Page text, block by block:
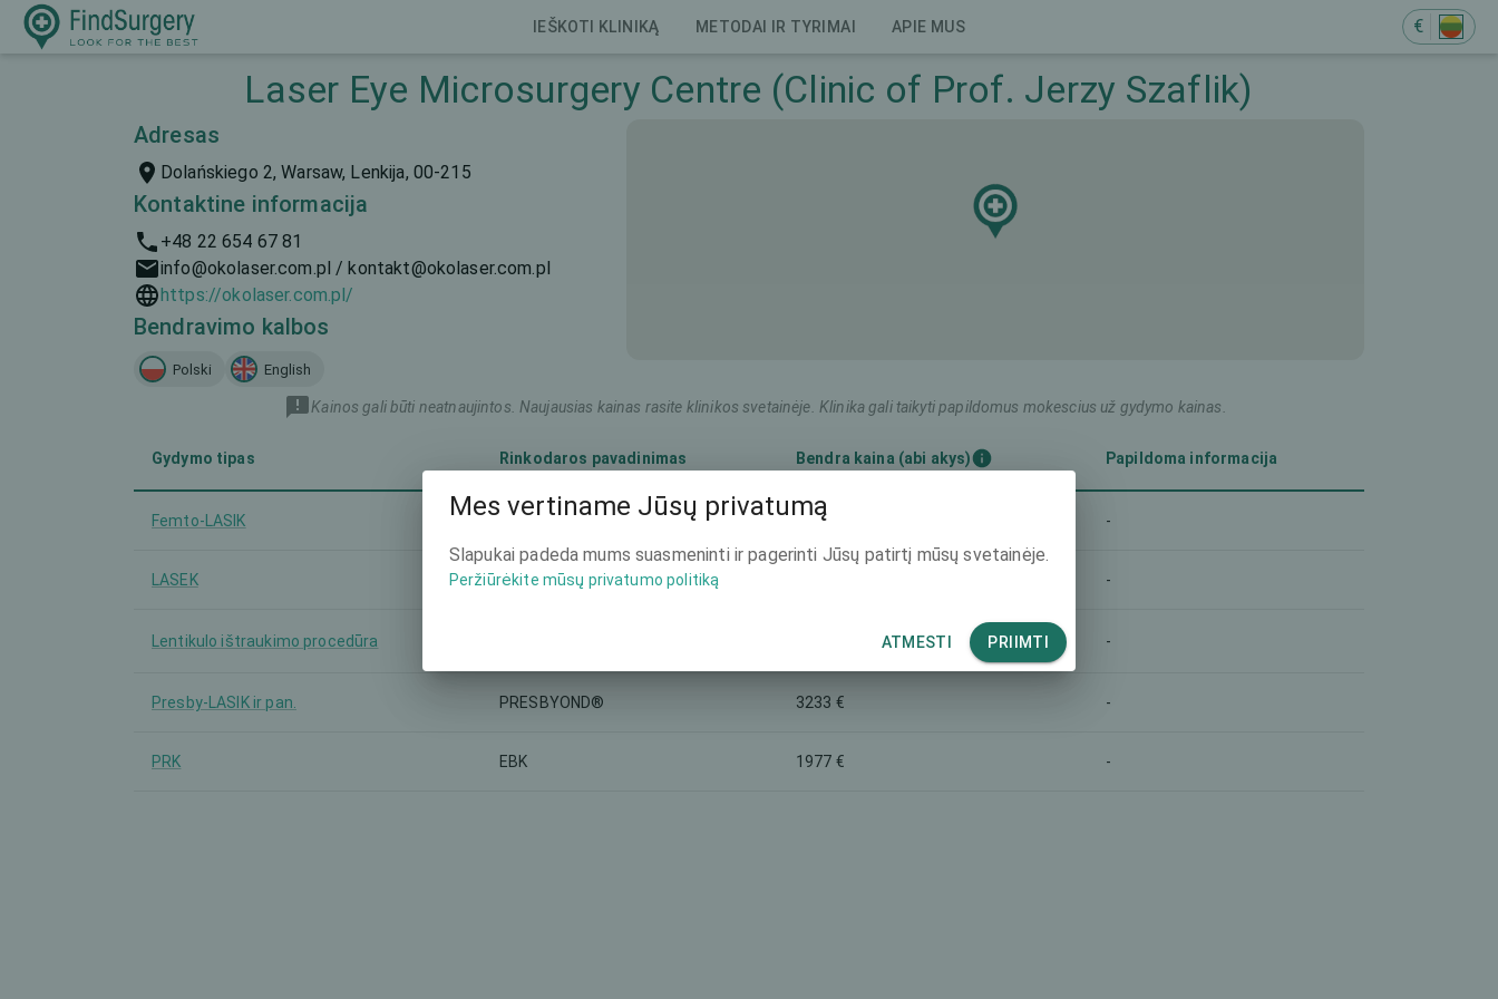
IEŠKOTI KLINIKĄ METODAI IR TYRIMAI APIE MUS €
Laser Eye Microsurgery Centre (Clinic of Prof. Jerzy Szaflik)
Adresas
Dolańskiego 2, Warsaw, Lenkija, 00-215
Kontaktine informacija
+48 22 654 67 81
info@okolaser.com.pl / kontakt@okolaser.com.pl
https://okolaser.com.pl/
Bendravimo kalbos
Polski English
Kainos gali būti neatnaujintos. Naujausias kainas rasite klinikos svetainėje. Klinika gali taikyti papildomus mokescius už gydymo kainas.
Gydymo tipas Rinkodaros pavadinimas Bendra kaina (abi akys) Papildoma informacija
Femto-LASIK 2442 € -
LASEK - -
Lentikulo ištraukimo procedūra -
Presby-LASIK ir pan. PRESBYOND® 3233 € -
PRK EBK 1977 € -
Mes vertiname Jūsų privatumą
Slapukai padeda mums suasmeninti ir pagerinti Jūsų patirtį mūsų svetainėje.
Peržiūrėkite mūsų privatumo politiką
ATMESTI PRIIMTI